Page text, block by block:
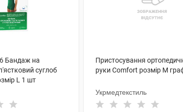
Бандаж на
суглоб
L 1 шт
Пристосування
руки Comfort розмір M
Укрмедтекстиль